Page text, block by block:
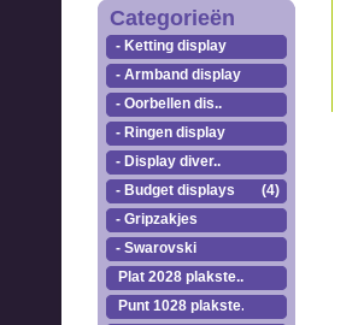
Categorieën
- Ketting display
- Armband display
- Oorbellen dis..
- Ringen display
- Display diver..
- Budget displays
(4)
- Gripzakjes
- Swarovski
Plat 2028 plakste..
Punt 1028 plakste..